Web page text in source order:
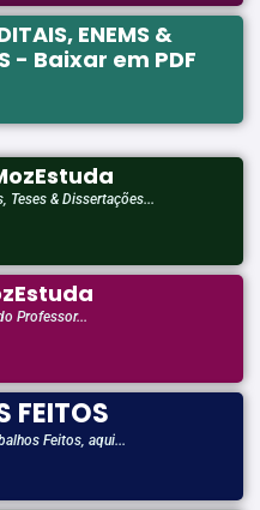
ENEMS &
- Baixar em PDF
Teses & Dissertações...
Professor...
FEITOS
Feitos, aqui...